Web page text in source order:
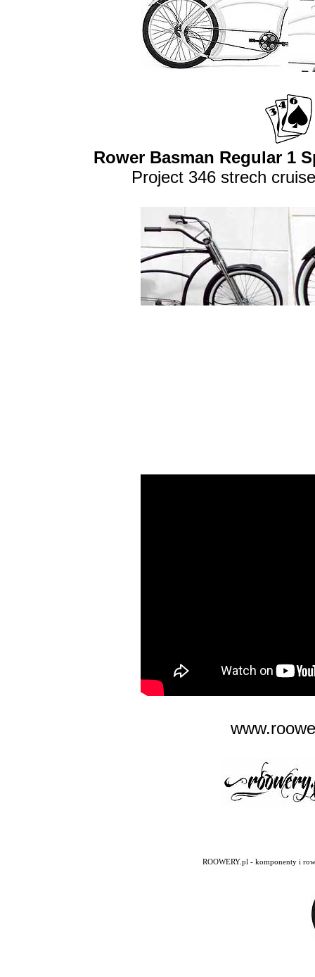
Rower Basman Regular 1
Project 346 strech
ROOWERY.pl - komponenty i